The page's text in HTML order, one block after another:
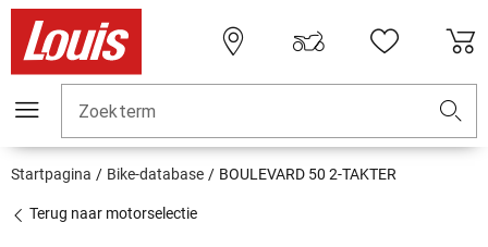
Zoekterm
Startpagina Bike-database BOULEVARD 50 2-TAKTER
Terug naar motorselectie